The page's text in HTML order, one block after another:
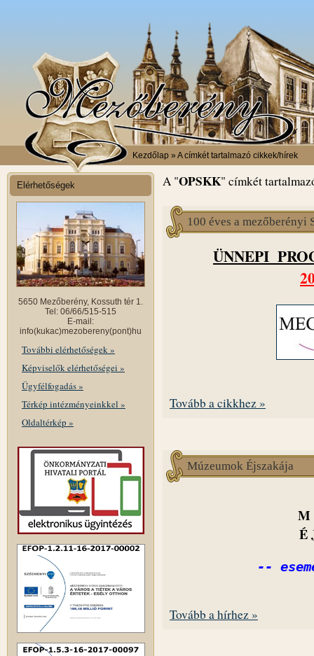
Kezdőlap » A címkét tartalmazó cikkek/hírek
Elérhetőségek
5650 Mezőberény, Kossuth tér 1.
Tel: 06/66/515-515
E-mail:
info(kukac)mezobereny(pont)hu
További elérhetőségek »
Képviselők elérhetőségei »
Ügyfélfogadás »
Térkép intézményeinkkel »
Oldaltérkép »
A "OPSKK" címkét
100 éves a mezőberényi
ÜNNEPI
Tovább a cikkhez »
Múzeumok Éjszakája
M
É
--
Tovább a hírhez »